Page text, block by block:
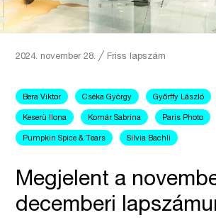
2024. november 28.╱ Friss lapszám
Bera Viktor Cséka György Győrffy László
Keserü Ilona Komár Sabrina Paris Photo
Pumpkin Spice & Tears Silvia Bachli
Megjelent a
decemberi